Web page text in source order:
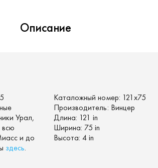
Описание
Урал,
всю
и до
здесь.
Каталожный номер: 121х75
Производитель: Винцер
Длина: 121 in
Ширина: 75 in
Высота: 4 in